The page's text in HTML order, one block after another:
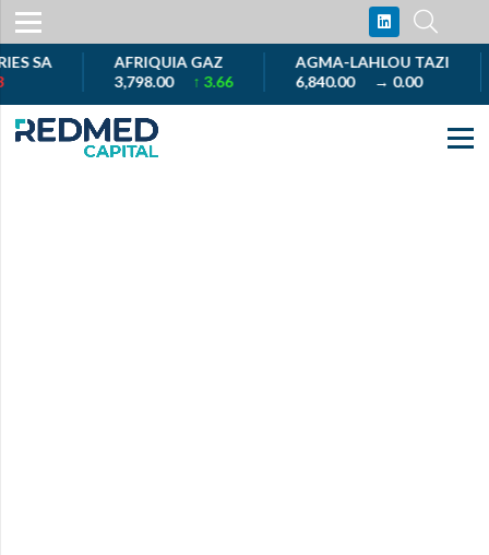
SA
AFRIQUIA GAZ
3,798.00↑ 3.66
AGMA-LAHLOU TAZI
6,840.00→ 0.00